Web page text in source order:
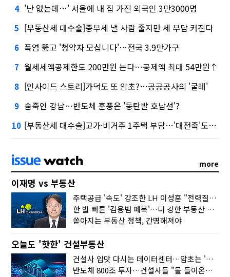
4 '난 없는데…' 서울에 내 집 가진 외국인 3만3000명
5 [부동산세 대수술]종부세 낼 사람 줄지만 세 부담 커진다
6 폭염 뚫고 '청약자 모십니다'…전국 3.9만가구
7 월세세액공제한도 200만원 는다…공제액 최대 54만원↑
8 [인사이드 스토리]가덕도 또 암초?…공공공사의 '굴레'
9 숨죽인 강남…반도체 훈풍은 '동탄발 호남선'?
10 [부동산세 대수술]고가·비거주 1주택 부담…'대전족'도 불똥
more
이재명 vs 부동산
주택공급 '속도' 강조한 LH 이성훈 "전력질주해야"
한 발 빠른 '김용범 페북'…더 강한 부동산 규제 나오나
쏟아지는 부동산 정책, 간명해져야
오늘도 '핫한' 건설부동산
건설사 입맛 다시는 데이터센터…암초는 '주민 반대'
반도체 800조 투자…건설사들 "물 들어온다!"